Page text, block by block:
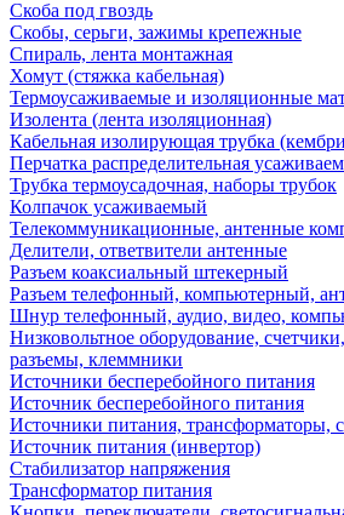
Скоба под гвоздь
Скобы, серьги, зажимы крепежные
Спираль, лента монтажная
Хомут (стяжка кабельная)
Термоусаживаемые и изоляционные
Изолента (лента изоляционная)
Кабельная изолирующая трубка
Перчатка распределительная
Трубка термоусадочная, наборы трубок
Колпачок усаживаемый
Телекоммуникационные, антенные
Делители, ответвители антенные
Разъем коаксиальный штекерный
Разъем телефонный, компьютерный,
Шнур телефонный, аудио, видео,
Низковольтное оборудование,
разъемы, клеммники
Источники бесперебойного питания
Источник бесперебойного питания
Источники питания, трансформаторы,
Источник питания (инвертор)
Стабилизатор напряжения
Трансформатор питания